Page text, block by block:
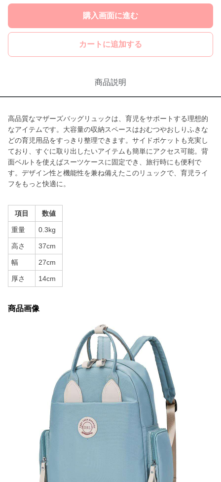
購入画面に進む
カートに追加する
商品説明
高品質なマザーズバッグリュックは、育児をサポートする理想的
なアイテムです。大容量の収納スペースはおむつやおしりふきな
どの育児用品をすっきり整理できます。サイドポケットも充実し
ており、すぐに取り出したいアイテムも簡単にアクセス可能。背
面ベルトを使えばスーツケースに固定でき、旅行時にも便利で
す。デザイン性と機能性を兼ね備えたこのリュックで、育児ライ
フをもっと快適に。
項目 数値
重量 0.3kg
高さ 37cm
幅 27cm
厚さ 14cm
商品画像